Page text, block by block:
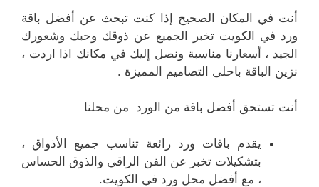
أنت في المكان الصحيح إذا كنت تبحث عن أفضل باقة
ورد في الكويت تخبر الجميع عن ذوقك وحبك وشعورك
الجيد ، أسعارنا مناسبة ونصل إليك في مكانك اذا اردت ،
نزين الباقة باحلى التصاميم المميزة .
أنت تستحق أفضل باقة من الورد من محلنا
يقدم باقات ورد رائعة تناسب جميع الأذواق ،
بتشكيلات تخبر عن الفن الراقي والذوق الحساس
، مع أفضل محل ورد في الكويت.